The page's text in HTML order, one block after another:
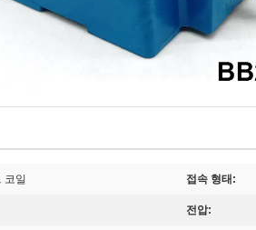
코일 접속 형태:
전압: